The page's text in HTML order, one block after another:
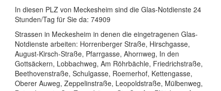
In diesen PLZ von Meckesheim sind die Glas-Notdienste 24
Stunden/Tag für Sie da: 74909
Strassen in Meckesheim in denen die eingetragenen Glas-
Notdienste arbeiten: Horrenberger Straße, Hirschgasse,
August-Kirsch-Straße, Pfarrgasse, Ahornweg, In den
Gottsäckern, Lobbachweg, Am Röhrbächle, Friedrichstraße,
Beethovenstraße, Schulgasse, Roemerhof, Kettengasse,
Oberer Auweg, Zeppelinstraße, Leopoldstraße, Mülbenweg,